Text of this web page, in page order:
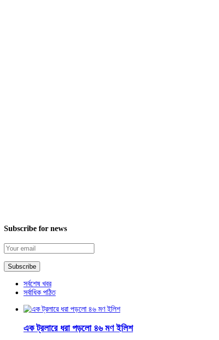
Subscribe for news
সর্বশেষ খবর
সর্বাধিক পঠিত
এক ট্রলারে ধরা পড়লো ৪৬ মণ ইলিশ